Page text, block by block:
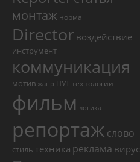
монтаж норма
Director воздействие
инструмент
коммуникация
мотив жанр ПУТ технологии
фильм логика
репортаж слово
стиль техника реклама вирус